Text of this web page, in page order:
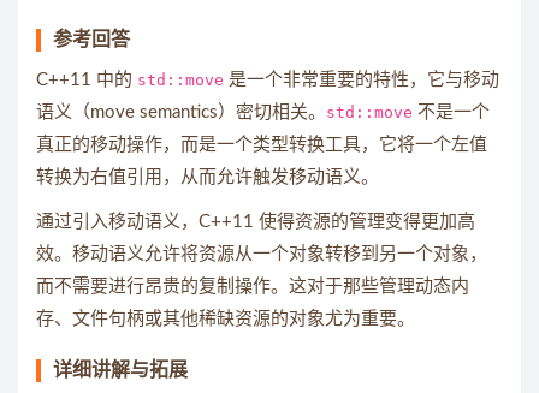
参考回答
C++11 中的 std::move 是一个非常重要的特性，它与移动
语义（move semantics）密切相关。 std::move 不是一个
真正的移动操作，而是一个类型转换工具，它将一个左值
转换为右值引用，从而允许触发移动语义。
通过引入移动语义，C++11 使得资源的管理变得更加高
效。移动语义允许将资源从一个对象转移到另一个对象，
而不需要进行昂贵的复制操作。这对于那些管理动态内
存、文件句柄或其他稀缺资源的对象尤为重要。
详细讲解与拓展